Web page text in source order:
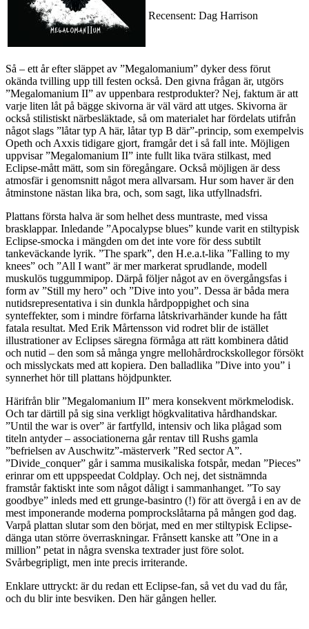
Recensent: Dag Harrison
Så – ett år efter släppet av ”Megalomanium” dyker dess förut
okända tvilling upp till festen också. Den givna frågan är, utgörs
”Megalomanium II” av uppenbara restprodukter? Nej, faktum är att
varje liten låt på bägge skivorna är väl värd att utges. Skivorna är
också stilistiskt närbesläktade, så om materialet har fördelats utifrån
något slags ”låtar typ A här, låtar typ B där”-princip, som exempelvis
Opeth och Axxis tidigare gjort, framgår det i så fall inte. Möjligen
uppvisar ”Megalomanium II” inte fullt lika tvära stilkast, med
Eclipse-mått mätt, som sin föregångare. Också möjligen är dess
atmosfär i genomsnitt något mera allvarsam. Hur som haver är den
åtminstone nästan lika bra, och, som sagt, lika utfyllnadsfri.
Plattans första halva är som helhet dess muntraste, med vissa
brasklappar. Inledande ”Apocalypse blues” kunde varit en stiltypisk
Eclipse-smocka i mängden om det inte vore för dess subtilt
tankeväckande lyrik. ”The spark”, den H.e.a.t-lika ”Falling to my
knees” och ”All I want” är mer markerat sprudlande, modell
muskulös tuggummipop. Därpå följer något av en övergångsfas i
form av ”Still my hero” och ”Dive into you”. Dessa är båda mera
nutidsrepresentativa i sin dunkla hårdpoppighet och sina
synteffekter, som i mindre förfarna låtskrivarhänder kunde ha fått
fatala resultat. Med Erik Mårtensson vid rodret blir de istället
illustrationer av Eclipses säregna förmåga att rätt kombinera dåtid
och nutid – den som så många yngre mellohårdrockskollegor försökt
och misslyckats med att kopiera. Den balladlika ”Dive into you” i
synnerhet hör till plattans höjdpunkter.
Härifrån blir ”Megalomanium II” mera konsekvent mörkmelodisk.
Och tar därtill på sig sina verkligt högkvalitativa hårdhandskar.
”Until the war is over” är fartfylld, intensiv och lika plågad som
titeln antyder – associationerna går rentav till Rushs gamla
”befrielsen av Auschwitz”-mästerverk ”Red sector A”.
”Divide_conquer” går i samma musikaliska fotspår, medan ”Pieces”
erinrar om ett uppspeedat Coldplay. Och nej, det sistnämnda
framstår faktiskt inte som något dåligt i sammanhanget. ”To say
goodbye” inleds med ett grunge-basintro (!) för att övergå i en av de
mest imponerande moderna pomprockslåtarna på mången god dag.
Varpå plattan slutar som den börjat, med en mer stiltypisk Eclipse-
dänga utan större överraskningar. Frånsett kanske att ”One in a
million” petat in några svenska textrader just före solot.
Svårbegripligt, men inte precis irriterande.
Enklare uttryckt: är du redan ett Eclipse-fan, så vet du vad du får,
och du blir inte besviken. Den här gången heller.